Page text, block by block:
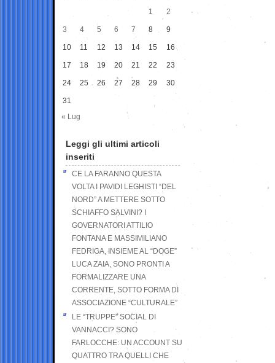
1
2
3 4 5 6 7 8 9
10 11 12 13 14 15 16
17 18 19 20 21 22 23
24 25 26 27 28 29 30
31
« Lug
Leggi gli ultimi articoli
inseriti
CE LA FARANNO QUESTA
VOLTA I PAVIDI LEGHISTI “DEL
NORD” A METTERE SOTTO
SCHIAFFO SALVINI? I
GOVERNATORI ATTILIO
FONTANA E MASSIMILIANO
FEDRIGA, INSIEME AL “DOGE”
LUCA ZAIA, SONO PRONTI A
FORMALIZZARE UNA
CORRENTE, SOTTO FORMA DI
ASSOCIAZIONE “CULTURALE”
LE “TRUPPE” SOCIAL DI
VANNACCI? SONO
FARLOCCHE: UN ACCOUNT SU
QUATTRO TRA QUELLI CHE